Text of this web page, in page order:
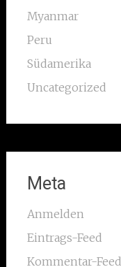
Myanmar
Peru
Südamerika
Uncategorized
Meta
Anmelden
Eintrags-Feed
Kommentar-Feed